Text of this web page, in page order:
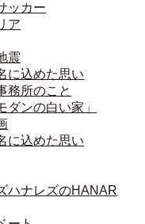
ッカー
ア
震
に込めた思い
務所のこと
ダンの白い家」
に込めた思い
ハナレズのHANAR